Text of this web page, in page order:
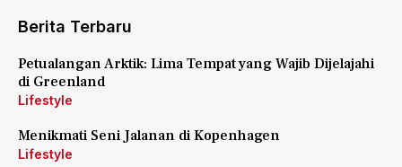
Berita Terbaru
Petualangan Arktik: Lima Tempat yang Wajib Dijelajahi
di Greenland
Lifestyle
Menikmati Seni Jalanan di Kopenhagen
Lifestyle